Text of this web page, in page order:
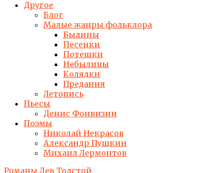
Другое
Блог
Малые жанры фольклора
Былины
Песенки
Потешки
Небылицы
Колядки
Предания
Летопись
Пьесы
Денис Фонвизин
Поэмы
Николай Некрасов
Александр Пушкин
Михаил Лермонтов
Романы Лев Толстой